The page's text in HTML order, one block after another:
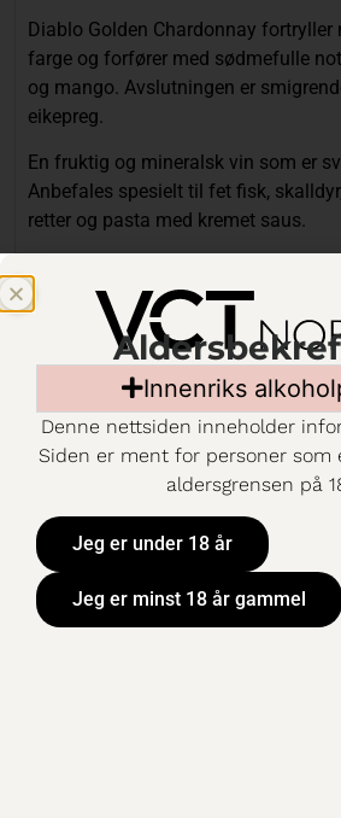
Diablo Golden Chardonnay fortryller
farge og forfører med sødmefulle
og mango. Avslutningen er
eikepreg.
En fruktig og mineralsk vin som er
Anbefales spesielt til fet fisk,
retter og pasta med kremet saus.
Mer information
ART. NR:
PRIS:
VOLUM:
300 cl
DRUER:
7%
KORKTYPE:
LAND:
Innenriks
Denne nettsiden inneholder
Siden er ment for personer som
aldersgrensen på
Jeg er under 18 år
Jeg er minst 18 år gammel